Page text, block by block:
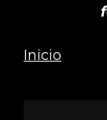
Inicio